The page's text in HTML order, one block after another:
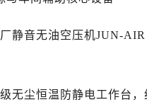
厂静音无油空压机JUN-
级无尘恒温防静电工作台，